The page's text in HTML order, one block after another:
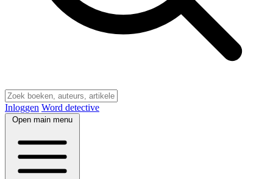
Inloggen Word detective
Open main menu